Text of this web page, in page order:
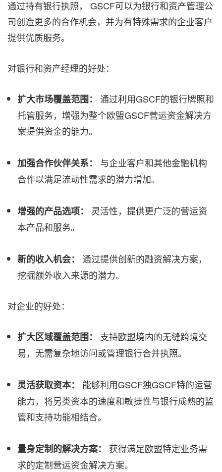
通过持有银行执照， GSCF可以为银行和资产管理公
司创造更多的合作机会，并为有特殊需求的企业客户
提供优质服务。
对银行和资产经理的好处：
扩大市场覆盖范围： 通过利用GSCF的银行牌照和
托管服务，增强为整个欧盟GSCF营运资金解决方
案提供资金的能力。
加强合作伙伴关系： 与企业客户和其他金融机构
合作以满足流动性需求的潜力增加。
增强的产品选项： 灵活性，提供更广泛的营运资
本产品和服务。
新的收入机会： 通过提供创新的融资解决方案，
挖掘额外收入来源的潜力。
对企业的好处：
扩大区域覆盖范围： 支持欧盟境内的无缝跨境交
易，无需复杂地访问或管理银行合并执照。
灵活获取资本： 能够利用GSCF独GSCF特的运营
能力，将另类资本的速度和敏捷性与银行成熟的监
管和支持功能相结合。
量身定制的解决方案： 获得满足欧盟特定业务需
求的定制营运资金解决方案。